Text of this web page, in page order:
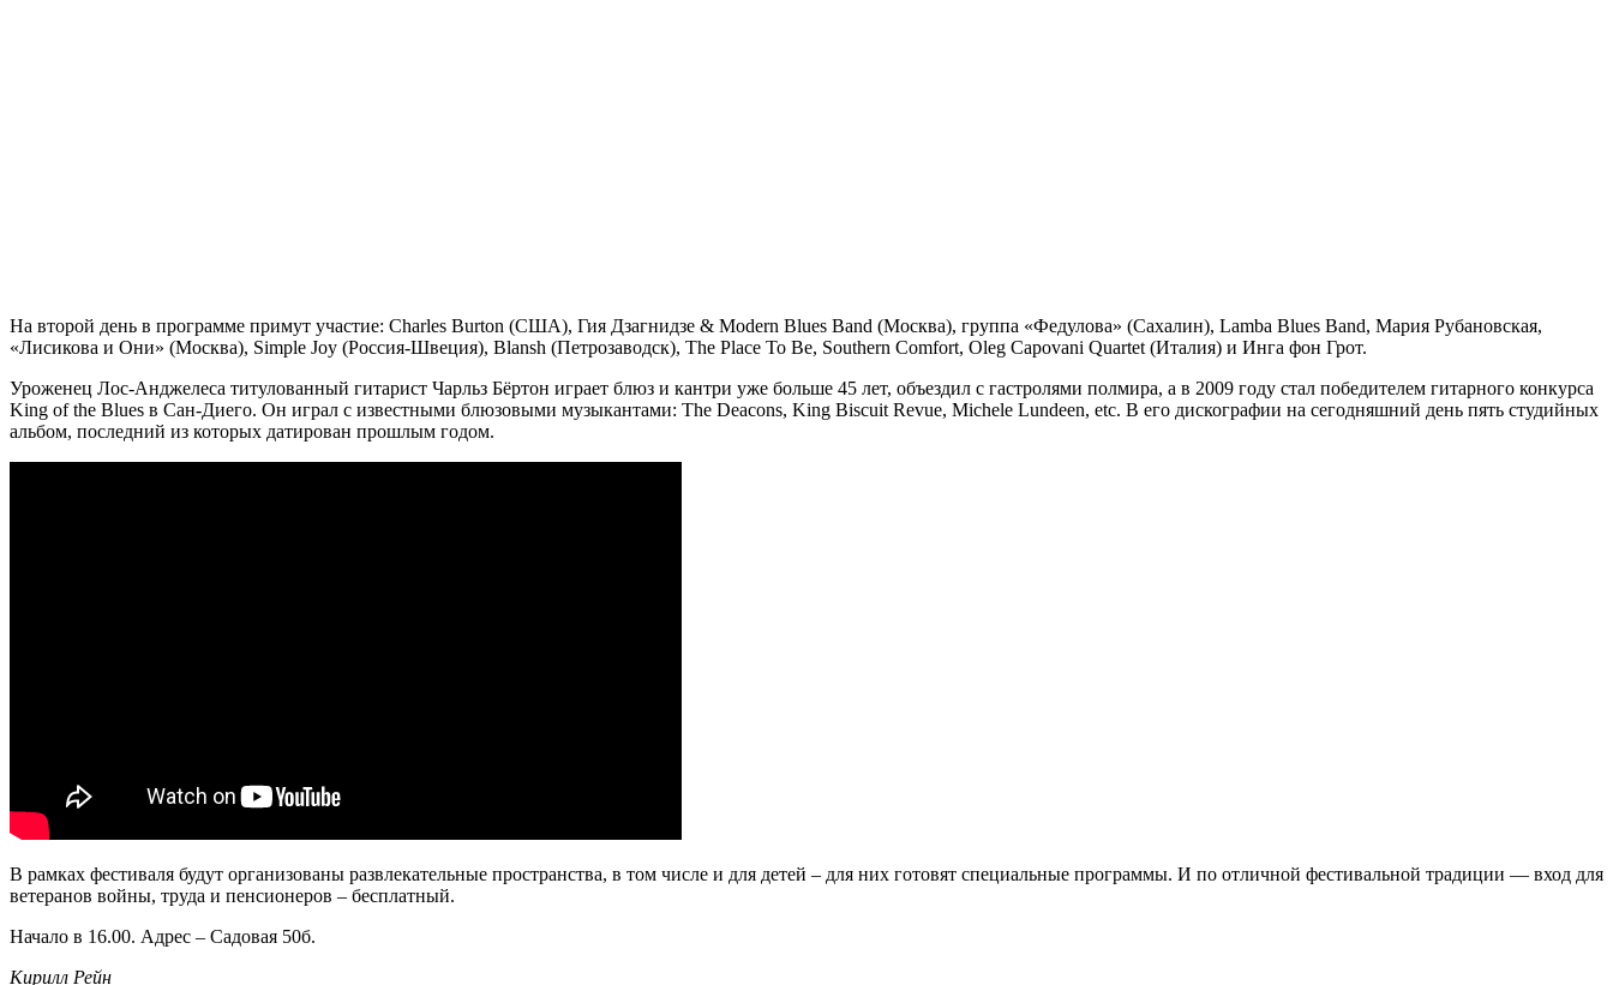
На второй день в программе примут участие: Charles Burton (США), Гия Дзагнидзе & Modern Blues Band (Москва), группа «Федулова» (Сахалин), Lamba Blues Band, Мария Рубановская,
«Лисикова и Они» (Москва), Simple Joy (Россия-Швеция), Blansh (Петрозаводск), The Place To Be, Southern Comfort, Oleg Capovani Quartet (Италия) и Инга фон Грот.
Уроженец Лос-Анджелеса титулованный гитарист Чарльз Бёртон играет блюз и кантри уже больше 45 лет, объездил с гастролями полмира, а в 2009 году стал победителем гитарного конкурса
King of the Blues в Сан-Диего. Он играл с известными блюзовыми музыкантами: The Deacons, King Biscuit Revue, Michele Lundeen, etc. В его дискографии на сегодняшний день пять студийных
альбом, последний из которых датирован прошлым годом.
В рамках фестиваля будут организованы развлекательные пространства, в том числе и для детей – для них готовят специальные программы. И по отличной фестивальной традиции — вход для
ветеранов войны, труда и пенсионеров – бесплатный.
Начало в 16.00. Адрес – Садовая 50б.
Кирилл Рейн